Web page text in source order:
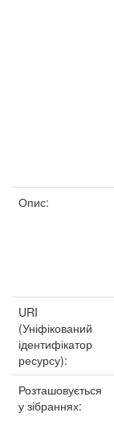
Опис:
URI
(Уніфікований
ідентифікатор
ресурсу):
Розташовується
у зібраннях: